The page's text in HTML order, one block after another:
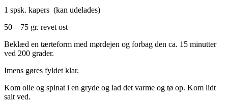
1 spsk. kapers (kan udelades)
50 – 75 gr. revet ost
Beklæd en tærteform med mørdejen og forbag den ca. 15 minutter
ved 200 grader.
Imens gøres fyldet klar.
Kom olie og spinat i en gryde og lad det varme og tø op. Kom lidt
salt ved.